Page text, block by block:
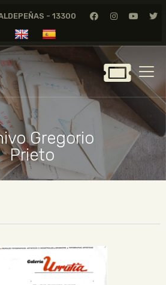
- 13300
MUSEO
GREGORIO
PRIETO
PRIETO
DE DIBUJO
Gregorio
Prieto